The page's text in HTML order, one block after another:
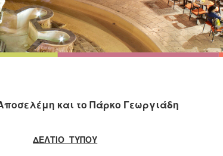
και το Πάρκο Γεωργιάδη
ΔΕΛΤΙΟ ΤΥΠΟΥ